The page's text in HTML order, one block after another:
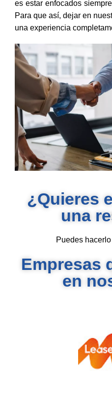
es estar enfocados
Para que así, dejar en
una experiencia
¿Quieres
una
Puedes hacerlo
Empresas
en